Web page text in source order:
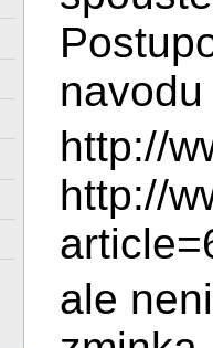
navodu
http://
http://
ale